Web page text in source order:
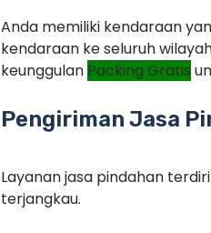
Anda memiliki kendaraan
kendaraan ke seluruh
keunggulan Packing Gratis
Pengiriman Jasa
Layanan jasa pindahan
terjangkau.